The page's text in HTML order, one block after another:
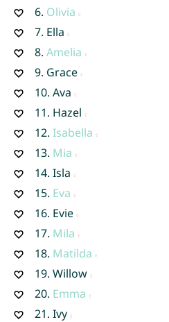
6. Olivia
7. Ella
8. Amelia
9. Grace
10. Ava
11. Hazel
12. Isabella
13. Mia
14. Isla
15. Eva
16. Evie
17. Mila
18. Matilda
19. Willow
20. Emma
21. Ivy